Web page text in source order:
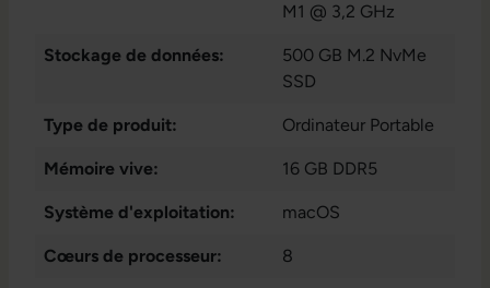
M1 @ 3,2 GHz
Stockage de données:
500 GB M.2 NvMe
SSD
Type de produit: Ordinateur Portable
Mémoire vive: 16 GB DDR5
Système d'exploitation: macOS
Cœurs de processeur: 8